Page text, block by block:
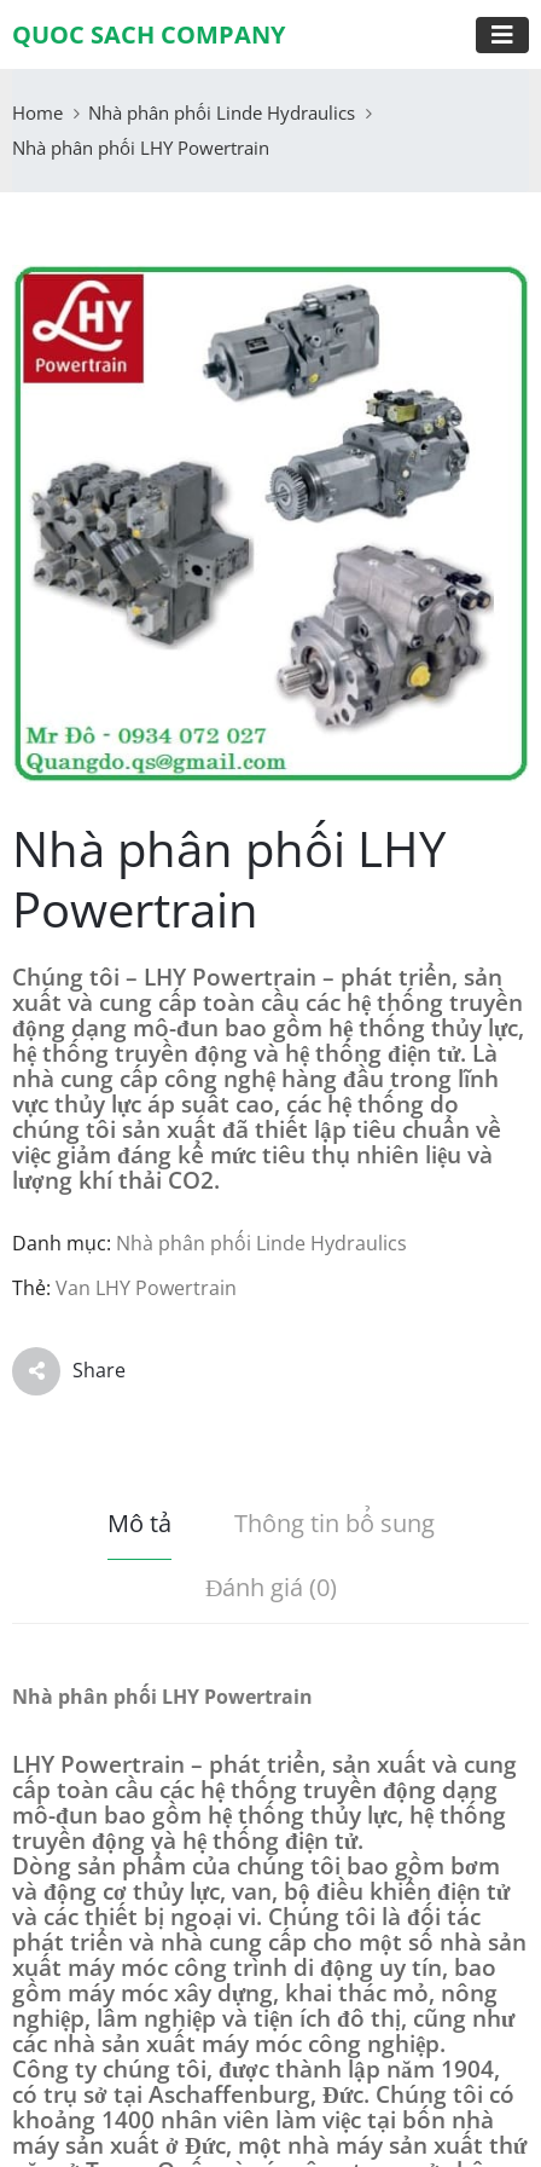
QUOC SACH COMPANY
Home
Nhà phân phối Linde Hydraulics
Nhà phân phối LHY Powertrain
Nhà phân phối LHY
Powertrain
Chúng tôi – LHY Powertrain – phát triển, sản
xuất và cung cấp toàn cầu các hệ thống truyền
động dạng mô-đun bao gồm hệ thống thủy lực,
hệ thống truyền động và hệ thống điện tử. Là
nhà cung cấp công nghệ hàng đầu trong lĩnh
vực thủy lực áp suất cao, các hệ thống do
chúng tôi sản xuất đã thiết lập tiêu chuẩn về
việc giảm đáng kể mức tiêu thụ nhiên liệu và
lượng khí thải CO2.
Danh mục: Nhà phân phối Linde Hydraulics
Thẻ: Van LHY Powertrain
Share
Mô tả
Thông tin bổ sung
Đánh giá (0)
Nhà phân phối LHY Powertrain
LHY Powertrain – phát triển, sản xuất và cung
cấp toàn cầu các hệ thống truyền động dạng
mô-đun bao gồm hệ thống thủy lực, hệ thống
truyền động và hệ thống điện tử.
Dòng sản phẩm của chúng tôi bao gồm bơm
và động cơ thủy lực, van, bộ điều khiển điện tử
và các thiết bị ngoại vi. Chúng tôi là đối tác
phát triển và nhà cung cấp cho một số nhà sản
xuất máy móc công trình di động uy tín, bao
gồm máy móc xây dựng, khai thác mỏ, nông
nghiệp, lâm nghiệp và tiện ích đô thị, cũng như
các nhà sản xuất máy móc công nghiệp.
Công ty chúng tôi, được thành lập năm 1904,
có trụ sở tại Aschaffenburg, Đức. Chúng tôi có
khoảng 1400 nhân viên làm việc tại bốn nhà
máy sản xuất ở Đức, một nhà máy sản xuất thứ